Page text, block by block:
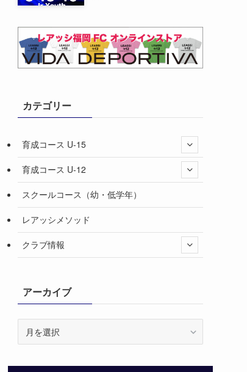
カテゴリー
育成コース U-15
育成コース U-12
スクールコース（幼・低学年）
レアッシメソッド
クラブ情報
アーカイブ
イ